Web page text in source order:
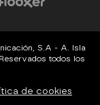
S.A - A. Isla
todos los
de cookies